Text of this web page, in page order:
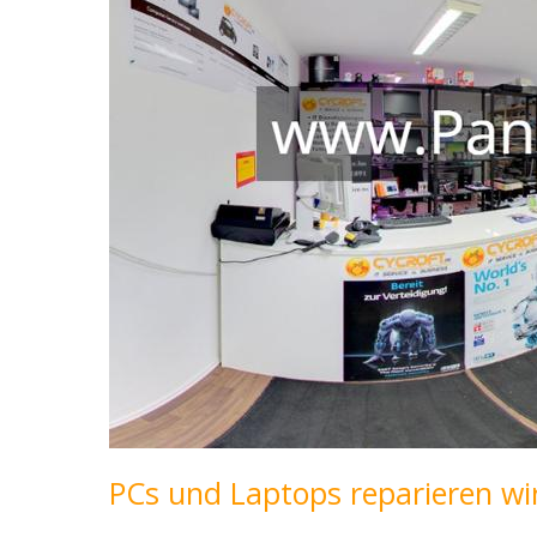
PCs und Laptops reparieren